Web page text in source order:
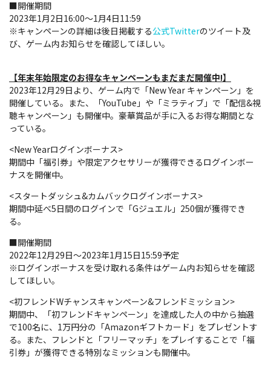
■開催期間
2023年1月2日16:00～1月4日11:59
※キャンペーンの詳細は後日掲載する公式Twitterのツイート及
び、ゲーム内お知らせを確認してほしい。
【年末年始限定のお得なキャンペーンもまだまだ開催中!】
2023年12月29日より、ゲーム内で「New Year キャンペーン」を
開催している。また、「YouTube」や「ミラティブ」で「配信&視
聴キャンペーン」も開催中。豪華賞品が手に入るお得な期間とな
っている。
<New Yearログインボーナス>
期間中「福引券」や限定アクセサリーが獲得できるログインボー
ナスを開催中。
<スタートダッシュ&カムバックログインボーナス>
期間中延べ5日間のログインで「Gジュエル」250個が獲得でき
る。
■開催期間
2022年12月29日～2023年1月15日15:59予定
※ログインボーナスを受け取れる条件はゲーム内お知らせを確認
してほしい。
<初フレンドWチャンスキャンペーン&フレンドミッション>
期間中、「初フレンドキャンペーン」を達成した人の中から抽選
で100名に、1万円分の「Amazonギフトカード」をプレゼントす
る。また、フレンドと「フリーマッチ」をプレイすることで「福
引券」が獲得できる特別なミッションも開催中。